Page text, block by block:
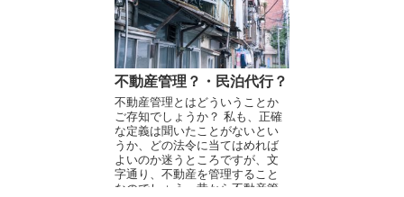
マーケットについて概要を解説
いたします。ポイントを絞って
説明しますので、今後の戦略を
立てるうえで、マーケットの概
要の把握するための資料とし活
用してください。不動産管理？・民泊代行？
不動産管理とはどういうことか
ご存知でしょうか？ 私も、正確
な定義は聞いたことがないとい
うか、どの法令に当てはめれば
よいのか迷うところですが、文
字通り、不動産を管理すること
なのでしょう。昔から不動産管